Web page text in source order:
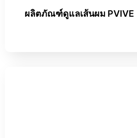
ผลิตภัณฑ์ดูแลเส้นผม PVIVE